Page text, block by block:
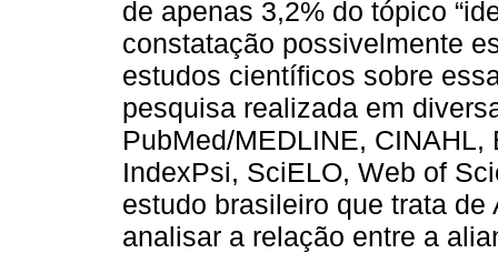
de apenas 3,2% do tópico
constatação possivelmente
estudos científicos sobre
pesquisa realizada em
PubMed/MEDLINE,
IndexPsi, SciELO, Web of
estudo brasileiro que trata
analisar a relação entre a